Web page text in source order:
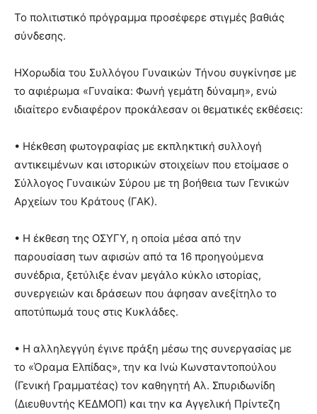
Το πολιτιστικό πρόγραμμα προσέφερε στιγμές βαθιάς
σύνδεσης.
ΗΧορωδία του Συλλόγου Γυναικών Τήνου συγκίνησε με
το αφιέρωμα «Γυναίκα: Φωνή γεμάτη δύναμη», ενώ
ιδιαίτερο ενδιαφέρον προκάλεσαν οι θεματικές εκθέσεις:
• Ηέκθεση φωτογραφίας με εκπληκτική συλλογή
αντικειμένων και ιστορικών στοιχείων που ετοίμασε ο
Σύλλογος Γυναικών Σύρου με τη βοήθεια των Γενικών
Αρχείων του Κράτους (ΓΑΚ).
• Η έκθεση της ΟΣΥΓΥ, η οποία μέσα από την
παρουσίαση των αφισών από τα 16 προηγούμενα
συνέδρια, ξετύλιξε έναν μεγάλο κύκλο ιστορίας,
συνεργειών και δράσεων που άφησαν ανεξίτηλο το
αποτύπωμά τους στις Κυκλάδες.
• Η αλληλεγγύη έγινε πράξη μέσω της συνεργασίας με
το «Όραμα Ελπίδας», την κα Ινώ Κωνσταντοπούλου
(Γενική Γραμματέας) τον καθηγητή Αλ. Σπυριδωνίδη
(Διευθυντής ΚΕΔΜΟΠ) και την κα Αγγελική Πρίντεζη